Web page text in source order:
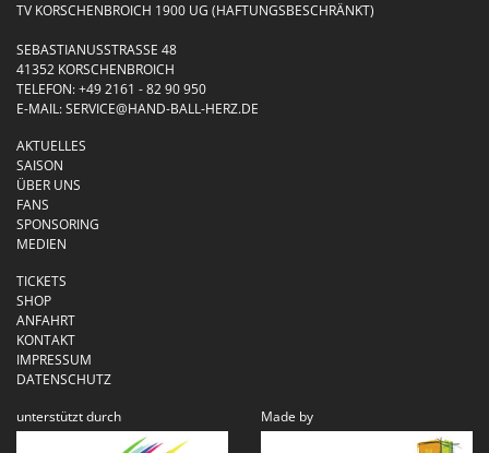
TV KORSCHENBROICH 1900 UG (HAFTUNGSBESCHRÄNKT)
SEBASTIANUSSTRASSE 48
41352 KORSCHENBROICH
TELEFON:+49 2161 - 82 90 950
E-MAIL:SERVICE@HAND-BALL-HERZ.DE
AKTUELLES
SAISON
ÜBER UNS
FANS
SPONSORING
MEDIEN
TICKETS
SHOP
ANFAHRT
KONTAKT
IMPRESSUM
DATENSCHUTZ
unterstützt durch
Made by